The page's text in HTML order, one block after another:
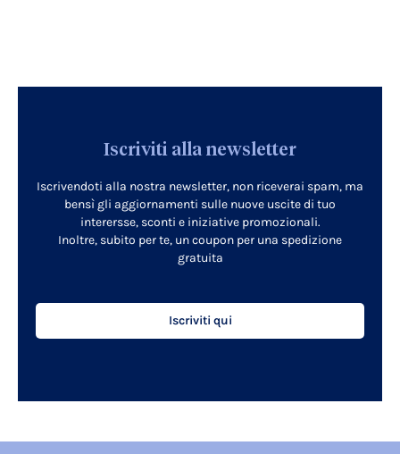
Iscriviti alla newsletter
Iscrivendoti alla nostra newsletter, non riceverai spam, ma
bensì gli aggiornamenti sulle nuove uscite di tuo
interersse, sconti e iniziative promozionali.
Inoltre, subito per te, un coupon per una spedizione
gratuita
Iscriviti qui